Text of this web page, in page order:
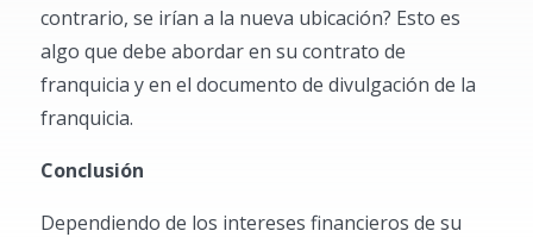
contrario, se irían a la nueva ubicación? Esto es
algo que debe abordar en su contrato de
franquicia y en el documento de divulgación de la
franquicia.
Conclusión
Dependiendo de los intereses financieros de su